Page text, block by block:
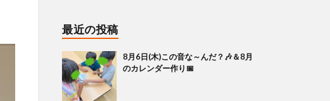
最近の投稿
8月6日(木)この音な～んだ？🎶＆8月
のカレンダー作り📅